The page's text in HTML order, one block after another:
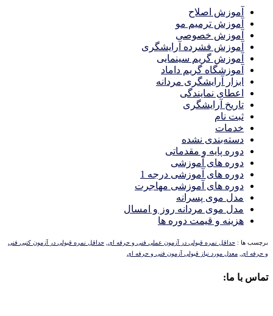
آموزش اصلاح
آموزش ترمیم مو
آموزش خصوصی
آموزش فشرده آرایشگری
آموزش گریم سینمایی
آموزشگاه گریم داماد
ابزار آرایشگری مردانه
اعطای نمایندگی
تاریخ آرایشگری
ثبت نام
خدمات
دسته‌بندی نشده
دوره پایه و مقدماتی
دوره های آموزشی
دوره های آموزشی درجه 1
دوره های آموزشی مهاجرت
مدل موی پسرانه
مدل موی مردانه روز و امسال
هزینه و قیمت دوره ها
برچسب ها : حداقل نمره قبولی در آزمون عملی فنی و حرفه ای, حداقل نمره قبولی در آزمون کتبی فنی
و حرفه ای, معدل مورد نیاز قبولی آزمون فنی و حرفه ای
تماس با ما: